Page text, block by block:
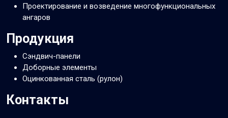
Проектирование и возведение многофункциональных
ангаров
Продукция
Сэндвич-панели
Доборные элементы
Оцинкованная сталь (рулон)
Контакты